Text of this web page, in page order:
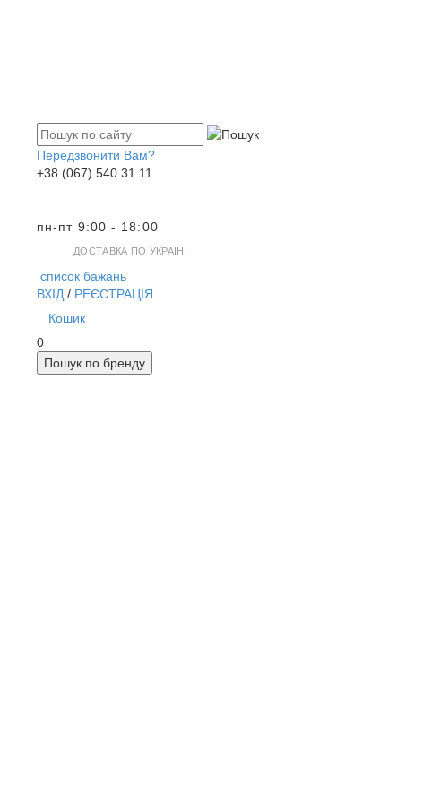
Передзвонити Вам?
+38 (067) 540 31 11
пн-пт 9:00 - 18:00
ДОСТАВКА ПО УКРАЇНІ
список бажань
ВХІД / РЕЄСТРАЦІЯ
Кошик
0
Пошук по бренду